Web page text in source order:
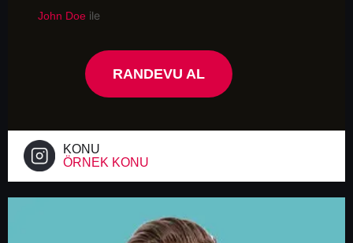
John Doe ile
RANDEVU AL
KONU
ÖRNEK KONU